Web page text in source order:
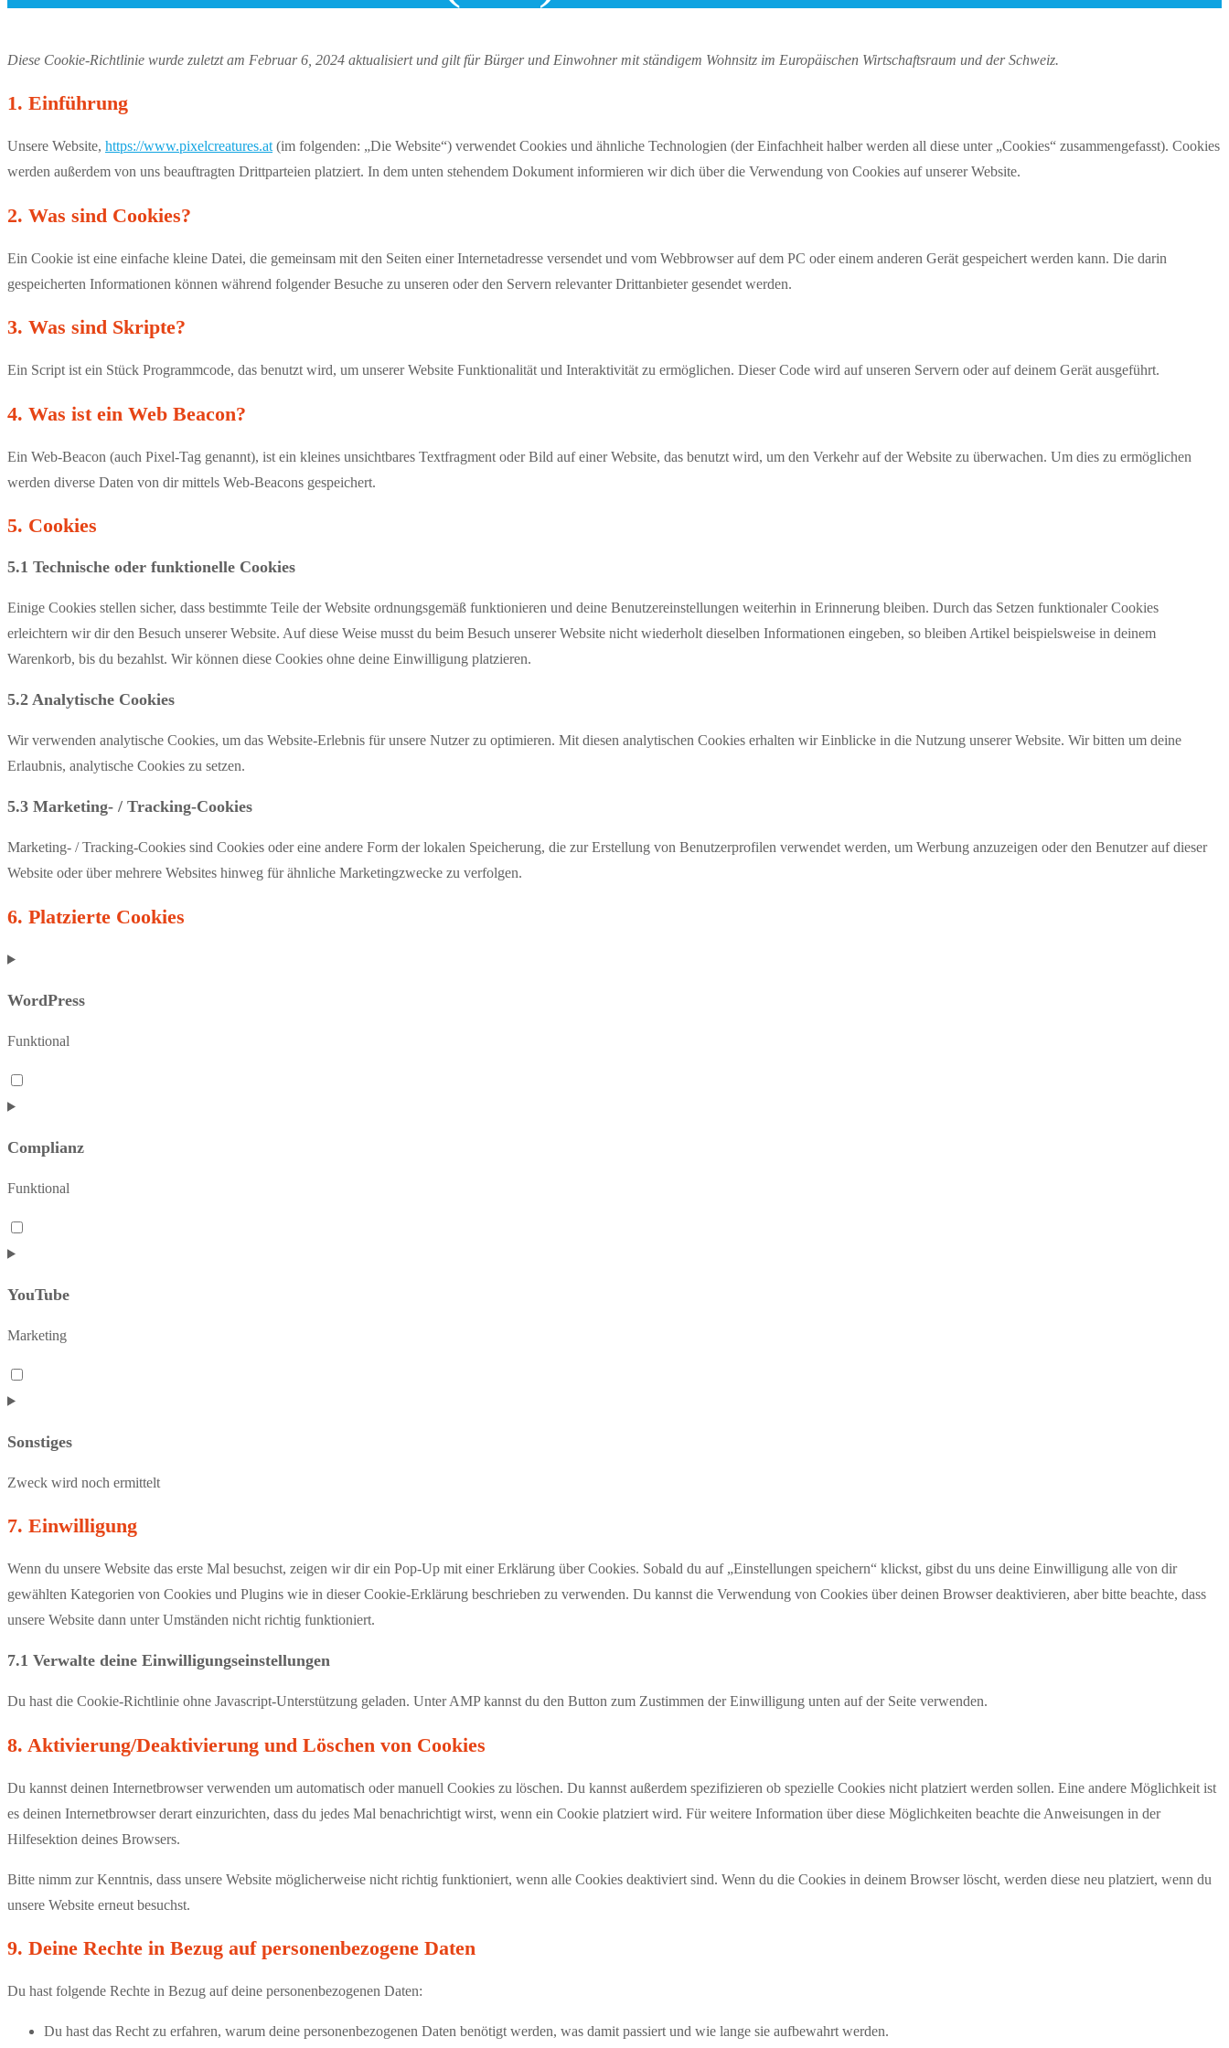
Diese Cookie-Richtlinie wurde zuletzt am Februar 6, 2024 aktualisiert und gilt für Bürger und Einwohner mit ständigem Wohnsitz im Europäischen Wirtschaftsraum und der Schweiz.
1. Einführung
Unsere Website, https://www.pixelcreatures.at (im folgenden: „Die Website“) verwendet Cookies und ähnliche Technologien (der Einfachheit halber werden all diese unter „Cookies“ zusammengefasst). Cookies
werden außerdem von uns beauftragten Drittparteien platziert. In dem unten stehendem Dokument informieren wir dich über die Verwendung von Cookies auf unserer Website.
2. Was sind Cookies?
Ein Cookie ist eine einfache kleine Datei, die gemeinsam mit den Seiten einer Internetadresse versendet und vom Webbrowser auf dem PC oder einem anderen Gerät gespeichert werden kann. Die darin
gespeicherten Informationen können während folgender Besuche zu unseren oder den Servern relevanter Drittanbieter gesendet werden.
3. Was sind Skripte?
Ein Script ist ein Stück Programmcode, das benutzt wird, um unserer Website Funktionalität und Interaktivität zu ermöglichen. Dieser Code wird auf unseren Servern oder auf deinem Gerät ausgeführt.
4. Was ist ein Web Beacon?
Ein Web-Beacon (auch Pixel-Tag genannt), ist ein kleines unsichtbares Textfragment oder Bild auf einer Website, das benutzt wird, um den Verkehr auf der Website zu überwachen. Um dies zu ermöglichen
werden diverse Daten von dir mittels Web-Beacons gespeichert.
5. Cookies
5.1 Technische oder funktionelle Cookies
Einige Cookies stellen sicher, dass bestimmte Teile der Website ordnungsgemäß funktionieren und deine Benutzereinstellungen weiterhin in Erinnerung bleiben. Durch das Setzen funktionaler Cookies
erleichtern wir dir den Besuch unserer Website. Auf diese Weise musst du beim Besuch unserer Website nicht wiederholt dieselben Informationen eingeben, so bleiben Artikel beispielsweise in deinem
Warenkorb, bis du bezahlst. Wir können diese Cookies ohne deine Einwilligung platzieren.
5.2 Analytische Cookies
Wir verwenden analytische Cookies, um das Website-Erlebnis für unsere Nutzer zu optimieren. Mit diesen analytischen Cookies erhalten wir Einblicke in die Nutzung unserer Website. Wir bitten um deine
Erlaubnis, analytische Cookies zu setzen.
5.3 Marketing- / Tracking-Cookies
Marketing- / Tracking-Cookies sind Cookies oder eine andere Form der lokalen Speicherung, die zur Erstellung von Benutzerprofilen verwendet werden, um Werbung anzuzeigen oder den Benutzer auf dieser
Website oder über mehrere Websites hinweg für ähnliche Marketingzwecke zu verfolgen.
6. Platzierte Cookies
WordPress
Funktional
Consent
to
wordpress
Complianz
Funktional
Consent
to
complianz
YouTube
Marketing
Consent
to
youtube
Sonstiges
Zweck wird noch ermittelt
Consent
service
sonstiges
7. Einwilligung
Wenn du unsere Website das erste Mal besuchst, zeigen wir dir ein Pop-Up mit einer Erklärung über Cookies. Sobald du auf „Einstellungen speichern“ klickst, gibst du uns deine Einwilligung alle von dir
gewählten Kategorien von Cookies und Plugins wie in dieser Cookie-Erklärung beschrieben zu verwenden. Du kannst die Verwendung von Cookies über deinen Browser deaktivieren, aber bitte beachte, dass
unsere Website dann unter Umständen nicht richtig funktioniert.
7.1 Verwalte deine Einwilligungseinstellungen
Du hast die Cookie-Richtlinie ohne Javascript-Unterstützung geladen. Unter AMP kannst du den Button zum Zustimmen der Einwilligung unten auf der Seite verwenden.
8. Aktivierung/Deaktivierung und Löschen von Cookies
Du kannst deinen Internetbrowser verwenden um automatisch oder manuell Cookies zu löschen. Du kannst außerdem spezifizieren ob spezielle Cookies nicht platziert werden sollen. Eine andere Möglichkeit ist
es deinen Internetbrowser derart einzurichten, dass du jedes Mal benachrichtigt wirst, wenn ein Cookie platziert wird. Für weitere Information über diese Möglichkeiten beachte die Anweisungen in der
Hilfesektion deines Browsers.
Bitte nimm zur Kenntnis, dass unsere Website möglicherweise nicht richtig funktioniert, wenn alle Cookies deaktiviert sind. Wenn du die Cookies in deinem Browser löscht, werden diese neu platziert, wenn du
unsere Website erneut besuchst.
9. Deine Rechte in Bezug auf personenbezogene Daten
Du hast folgende Rechte in Bezug auf deine personenbezogenen Daten:
Du hast das Recht zu erfahren, warum deine personenbezogenen Daten benötigt werden, was damit passiert und wie lange sie aufbewahrt werden.